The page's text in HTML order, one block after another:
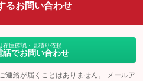
るお問い合わせ
在庫確認・見積り依頼
話でお問い合わせ
連絡が届くことはありません。 メールア